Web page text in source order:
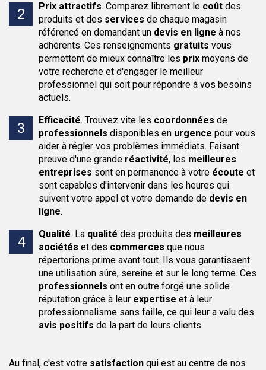
Prix attractifs. Comparez librement le coût des
produits et des services de chaque magasin
référencé en demandant un devis en ligne à nos
adhérents. Ces renseignements gratuits vous
permettent de mieux connaître les prix moyens de
votre recherche et d'engager le meilleur
professionnel qui soit pour répondre à vos besoins
actuels.
Efficacité. Trouvez vite les coordonnées de
professionnels disponibles en urgence pour vous
aider à régler vos problèmes immédiats. Faisant
preuve d'une grande réactivité, les meilleures
entreprises sont en permanence à votre écoute et
sont capables d'intervenir dans les heures qui
suivent votre appel et votre demande de devis en
ligne.
Qualité. La qualité des produits des meilleures
sociétés et des commerces que nous
répertorions prime avant tout. Ils vous garantissent
une utilisation sûre, sereine et sur le long terme. Ces
professionnels ont en outre forgé une solide
réputation grâce à leur expertise et à leur
professionnalisme sans faille, ce qui leur a valu des
avis positifs de la part de leurs clients.
Au final, c'est votre satisfaction qui est au centre de nos